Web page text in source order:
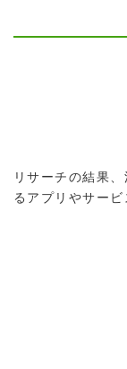
リサーチの結果
るアプリやサービ